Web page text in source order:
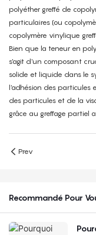
polyéther greffé de
particulaires (ou
copolymère vinylique
Bien que la teneur en
s'agit d'un composant
solide et liquide dans le
l'adhésion des particules
des particules et de la
grâce au greffage partiel
Prev
Recommandé Pour